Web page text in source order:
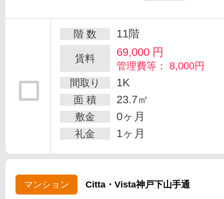
階 数 11階
賃料 69,000 円
管理費等： 8,000円
間取り
1K
面 積 23.7㎡
敷金 0ヶ月
礼金 1ヶ月
マンション Citta・Vista神戸下山手通